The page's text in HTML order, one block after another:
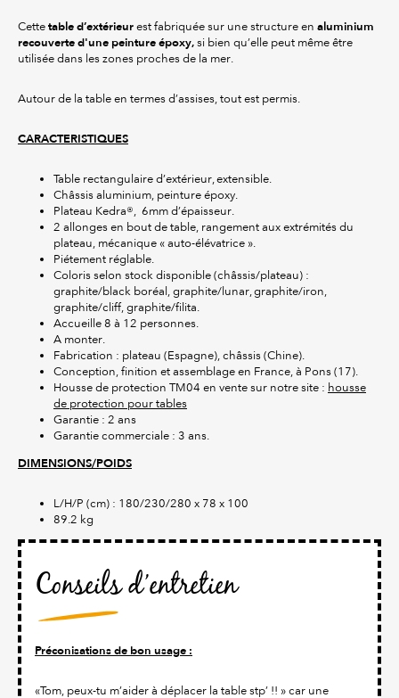
Cette table d’extérieur est fabriquée sur une structure en aluminium
recouverte d'une peinture époxy, si bien qu’elle peut même être
utilisée dans les zones proches de la mer.
Autour de la table en termes d’assises, tout est permis.
CARACTERISTIQUES
Table rectangulaire d’extérieur, extensible.
Châssis aluminium, peinture époxy.
Plateau Kedra®, 6mm d’épaisseur.
2 allonges en bout de table, rangement aux extrémités du
plateau, mécanique « auto-élévatrice ».
Piétement réglable.
Coloris selon stock disponible (châssis/plateau) :
graphite/black boréal, graphite/lunar, graphite/iron,
graphite/cliff, graphite/filita.
Accueille 8 à 12 personnes.
A monter.
Fabrication : plateau (Espagne), châssis (Chine).
Conception, finition et assemblage en France, à Pons (17).
Housse de protection TM04 en vente sur notre site : housse
de protection pour tables
Garantie : 2 ans
Garantie commerciale : 3 ans.
DIMENSIONS/POIDS
L/H/P (cm) : 180/230/280 x 78 x 100
89.2 kg
Conseils d’entretien
Préconisations de bon usage :
«Tom, peux-tu m’aider à déplacer la table stp’ !! » car une